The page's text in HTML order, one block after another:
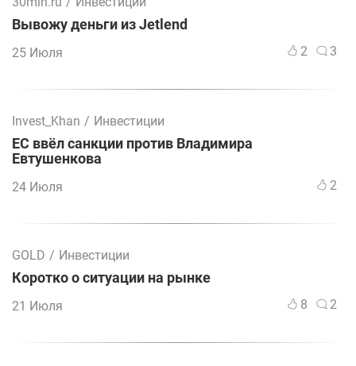
Вывожу деньги из Jetlend
25 Июля 2 3
Invest_Khan / Инвестиции
ЕС ввёл санкции против Владимира
Евтушенкова
24 Июля 2
GOLD / Инвестиции
Коротко о ситуации на рынке
21 Июля 8 2